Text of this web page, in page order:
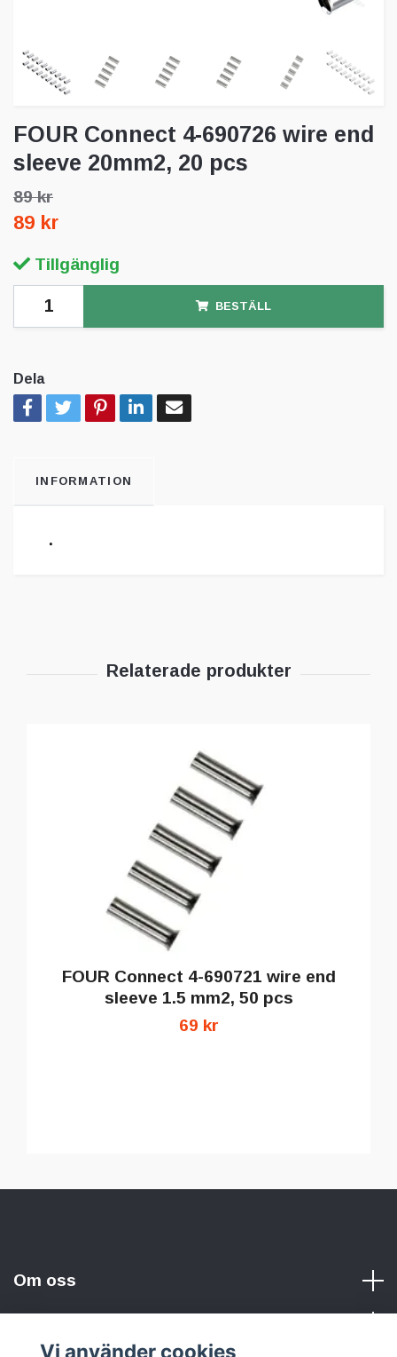
FOUR Connect 4-690726 wire end
sleeve 20mm2, 20 pcs
89 kr
89 kr
Tillgänglig
BESTÄLL
Dela
INFORMATION
.
FOUR Connect 4-690721 wire end
sleeve 1.5 mm2, 50 pcs
69 kr
Om oss
Vi använder cookies